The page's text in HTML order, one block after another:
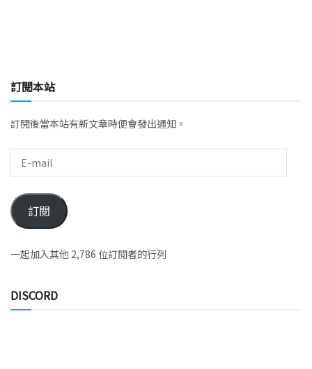
訂閱本站
訂閱後當本站有新文章時便會發出通知。
訂閱
一起加入其他 2,786 位訂閱者的行列
DISCORD